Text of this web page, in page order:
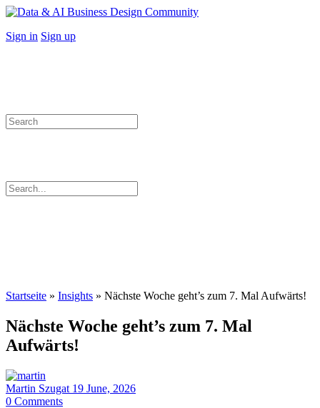
Toggle
Panel
More
Sign in Sign up
Search
for:
Search
for:
Startseite » Insights » Nächste Woche geht’s zum 7. Mal Aufwärts!
Nächste Woche geht’s zum 7. Mal
Aufwärts!
Martin Szugat 19 June, 2026
0 Comments